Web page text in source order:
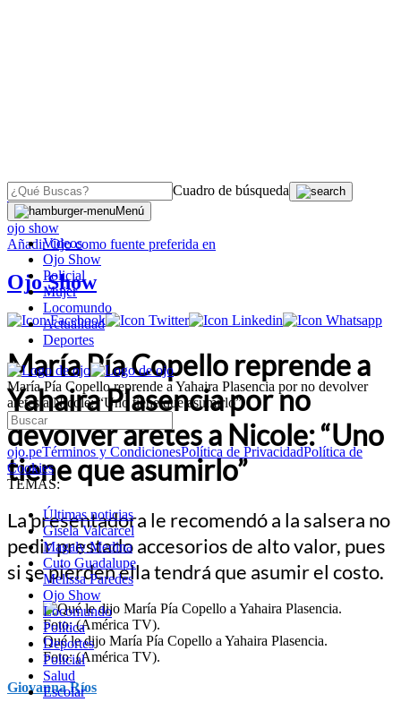
Cuadro de búsqueda
Menú
Videos
Ojo Show
Policial
Mujer
Locomundo
Actualidad
Deportes
María Pía Copello reprende a Yahaira Plasencia por no devolver
aretes a Nicole: “Uno tiene que asumirlo”
ojo.peTérminos y CondicionesPolítica de PrivacidadPolítica de
Cookies
TEMAS:
Últimas noticias
Gisela Valcarcel
Magaly Medina
Cuto Guadalupe
Melissa Paredes
Ojo Show
Locomundo
Política
Deportes
Policial
Salud
Escolar
OJO
ojo show
AñadirOjocomo fuente preferida en
Ojo Show
María Pía Copello reprende a
Yahaira Plasencia por no
devolver aretes a Nicole: “Uno
tiene que asumirlo”
La presentadora le recomendó a la salsera no
pedir prestado accesorios de alto valor, pues
si se pierden ella tendrá que asumir el costo.
Qué le dijo María Pía Copello a Yahaira Plasencia.
Foto: (América TV).
Giovanna Ríos